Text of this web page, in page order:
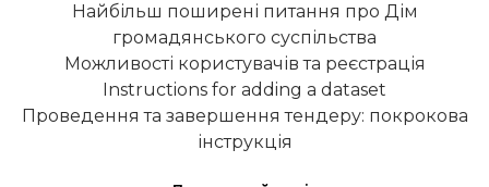
Найбільш поширені питання про Дім
громадянського суспільства
Можливості користувачів та реєстрація
Instructions for adding a dataset
Проведення та завершення тендеру: покрокова
інструкція